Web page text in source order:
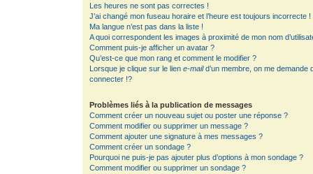
Les heures ne sont pas correctes !
J’ai changé mon fuseau horaire et l’heure est toujours incorrecte !
Ma langue n’est pas dans la liste !
A quoi correspondent les images à proximité de mon nom
Comment puis-je afficher un avatar ?
Qu’est-ce que mon rang et comment le modifier ?
Lorsque je clique sur le lien e-maild’un membre, on me demande
connecter !?
Problèmes liés à la publication de messages
Comment créer un nouveau sujet ou poster une réponse ?
Comment modifier ou supprimer un message ?
Comment ajouter une signature à mes messages ?
Comment créer un sondage ?
Pourquoi ne puis-je pas ajouter plus d’options à mon sondage ?
Comment modifier ou supprimer un sondage ?